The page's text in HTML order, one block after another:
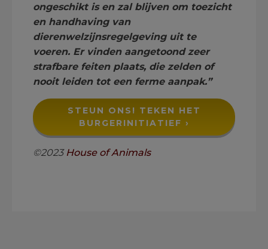
ongeschikt is en zal blijven om toezicht
en handhaving van
dierenwelzijnsregelgeving uit te
voeren. Er vinden aangetoond zeer
strafbare feiten plaats, die zelden of
nooit leiden tot een ferme aanpak.”
STEUN ONS! TEKEN HET
BURGERINITIATIEF ›
©2023House of Animals